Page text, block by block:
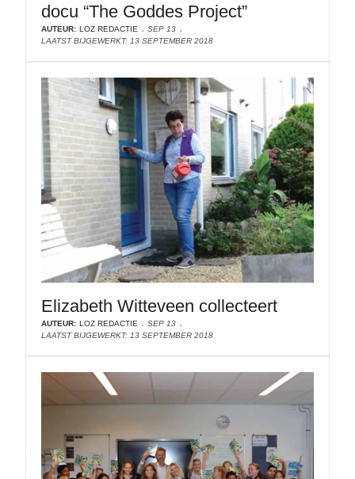
docu “The Goddes Project”
AUTEUR: LOZ REDACTIE
SEP 13
LAATST BIJGEWERKT: 13 SEPTEMBER 2018
Elizabeth Witteveen collecteert
AUTEUR: LOZ REDACTIE
SEP 13
LAATST BIJGEWERKT: 13 SEPTEMBER 2018